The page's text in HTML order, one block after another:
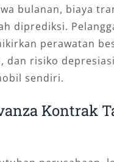
bulanan, biaya
diprediksi.
perawatan
dan risiko
sendiri.
Kontrak